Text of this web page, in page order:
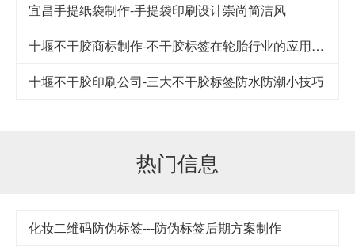
宜昌手提纸袋制作-手提袋印刷设计崇尚简洁风
十堰不干胶商标制作-不干胶标签在轮胎行业的应用及其发展
十堰不干胶印刷公司-​三大不干胶标签防水防潮小技巧
热门信息
化妆二维码防伪标签---防伪标签后期方案制作